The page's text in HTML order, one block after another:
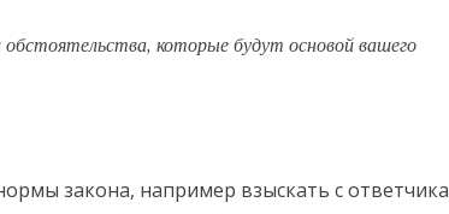
которые будут основой вашего
закона, например взыскать с ответчика